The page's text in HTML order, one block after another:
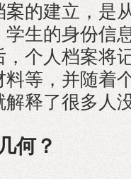
案的建立，是
学生的身份信
个人档案将
料等，并随着
解释了很多人
何？